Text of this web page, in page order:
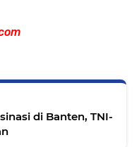
di Banten, TNI-